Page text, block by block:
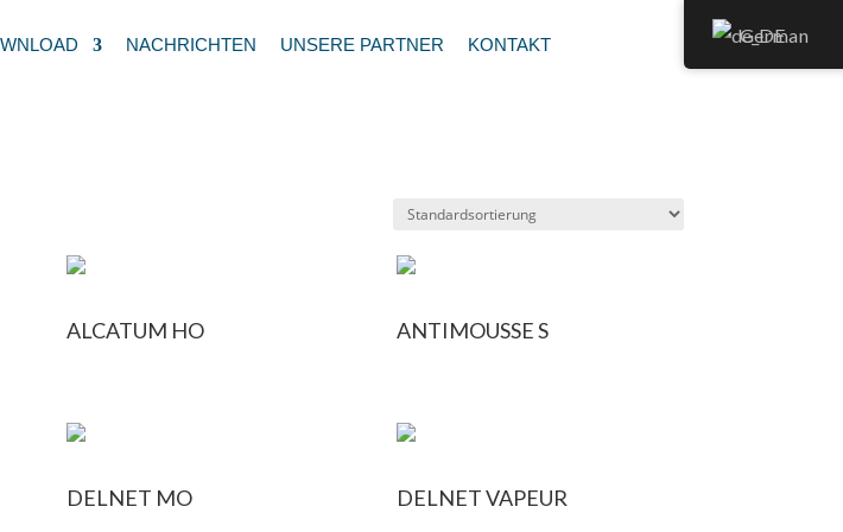
NACHRICHTEN UNSERE PARTNER KONTAKT
ALCATUM HO ANTIMOUSSE S
DELNET MO DELNET VAPEUR
German